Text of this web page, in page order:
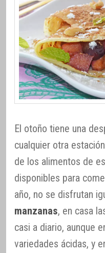
El otoño tiene una
cualquier otra
de los alimentos de
disponibles para
año, no se disfrutan
manzanas, en casa
casi a diario, aunque
variedades ácidas, y